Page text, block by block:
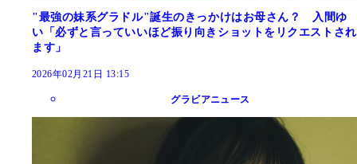
"最強の妹系グラドル"誕生のきっかけはお母さん？ 入間ゆ
い「必ずと言っていいほど振り向きショットをリクエストされ
ます」
2026年02月21日 13:15
グラビアニュース